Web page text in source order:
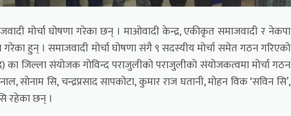
मोर्चा घोषणा गरेका छन् । माओवादी केन्द्र, एकीकृत समाजवादी र नेकपा
गरेका हुन् । समाजवादी मोर्चा घोषणा संगै ९ सदस्यीय मोर्चा समेत गठन गरिएको
का जिल्ला संयोजक गोविन्द पराजुलीको पराजुलीको संयोजकत्वमा मोर्चा गठन
सोनाम सि, चन्द्रप्रसाद सापकोटा, कुमार राज घतानी, मोहन विक ‘सविन सि’,
रहेका छन् ।